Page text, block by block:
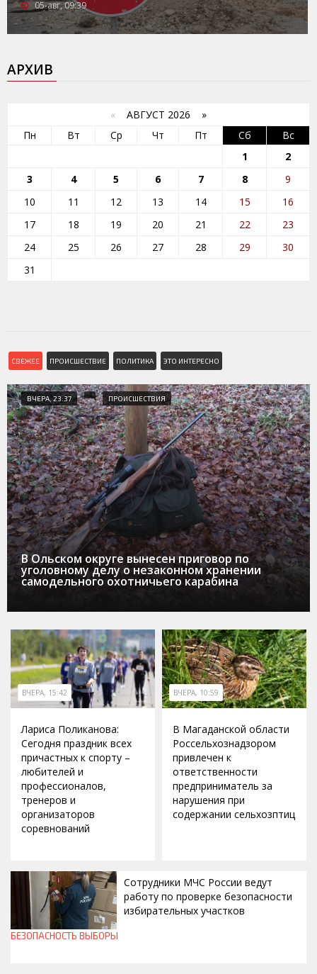
05-авг, 09:39
АРХИВ
« АВГУСТ 2026 »
Пн
Вт Ср Чт Пт Сб
Вс
1
2
3
4 5 6 7 8
9
10
11 12 13 14 15
16
17
18 19 20 21 22
23
24
25 26 27 28 29
30
31
СВЕЖЕЕ ПРОИСШЕСТВИЕ ПОЛИТИКА ЭТО ИНТЕРЕСНО
ВЧЕРА, 23:37 ПРОИСШЕСТВИЯ
В Ольском округе вынесен приговор по
уголовному делу о незаконном хранении
самодельного охотничьего карабина
ВЧЕРА, 15:42
Лариса Поликанова:
Сегодня праздник всех
причастных к спорту –
любителей и
профессионалов,
тренеров и
организаторов
соревнований
ВЧЕРА, 10:59
В Магаданской области
Россельхознадзором
привлечен к
ответственности
предприниматель за
нарушения при
содержании сельхозптиц
Сотрудники МЧС России ведут
работу по проверке безопасности
избирательных участков
БЕЗОПАСНОСТЬ ВЫБОРЫ